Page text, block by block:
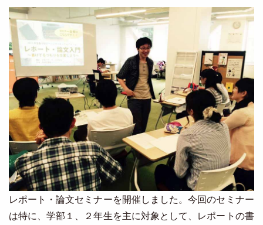
Image
レポート・論文セミナーを開催しました。今回のセミナー
は特に、学部１、２年生を主に対象として、レポートの書